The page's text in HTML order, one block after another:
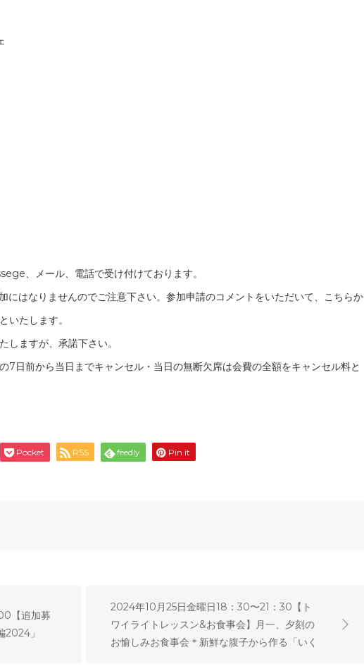
、メール、電話で受け付けております。
はなりませんのでご注意下さい。参加申請のコメントをいただいて、こちらか
いたします。
しますが、承諾下さい。
7日前から当日までキャンセル・当日の無断欠席は会費の全額をキャンセル料と
Pocket RSS feedly Pin it
【追加募
2024」
2024年10月25日金曜日18：30〜21：30【ト
ワイライトレッスン&お食事会】月一、夕刻の
お愉しみお食事会＊新鮮な腹子から作る「いく